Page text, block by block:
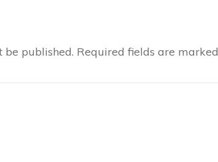
be published. Required fields are marked